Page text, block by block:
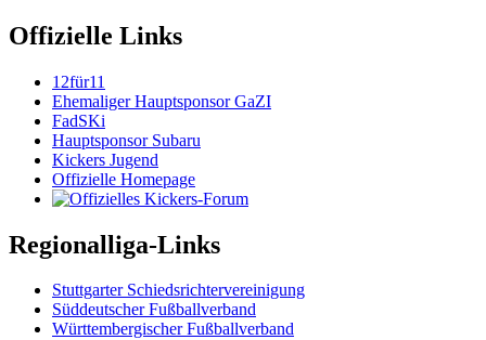
Offizielle Links
12für11
Ehemaliger Hauptsponsor GaZI
FadSKi
Hauptsponsor Subaru
Kickers Jugend
Offizielle Homepage
Regionalliga-Links
Stuttgarter Schiedsrichtervereinigung
Süddeutscher Fußballverband
Württembergischer Fußballverband